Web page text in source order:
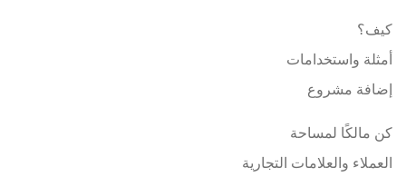
كيف؟
أمثلة واستخدامات
إضافة مشروع
كن مالكًا لمساحة
العملاء والعلامات التجارية